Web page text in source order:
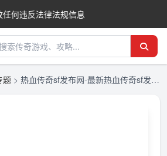
违反法律法规信息
题 > 热血传奇sf发布网-最新热血传奇sf发布网合集大全-三端互通传奇发布网